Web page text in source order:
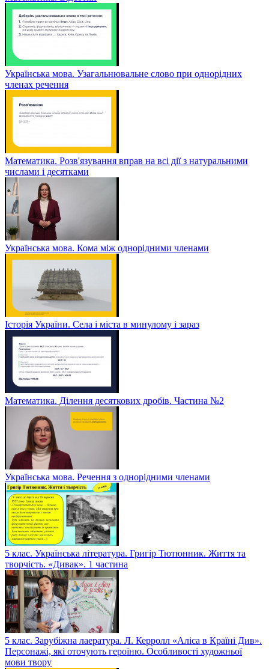
Українська мова. Узагальнювальне слово при однорідних
членах речення
Математика. Розв'язування вправ на всі дії з натуральними
числами і десятками
Українська мова. Кома між однорідними членами
Історія України. Села і міста в минулому і зараз
Математика. Ділення десяткових дробів. Частина №2
Українська мова. Речення з однорідними членами
5 клас. Українська література. Григір Тютюнник. Життя та
творчість. «Дивак». 1 частина
5 клас. Зарубіжна лаература. Л. Керролл «Аліса в Країні Див».
Персонажі, які оточують героїню. Особливості художньої
мови твору